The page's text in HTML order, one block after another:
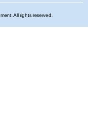
All rights reserved.